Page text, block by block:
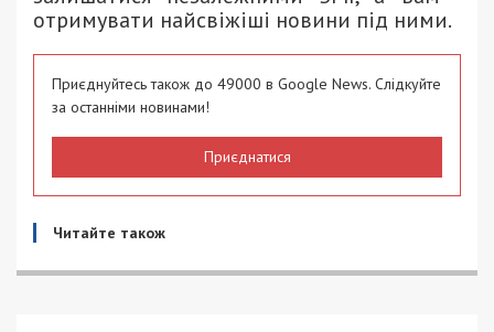
отримувати найсвіжіші новини під ними.
Приєднуйтесь також до 49000 в Google News. Слідкуйте
за останніми новинами!
Приєднатися
Читайте також